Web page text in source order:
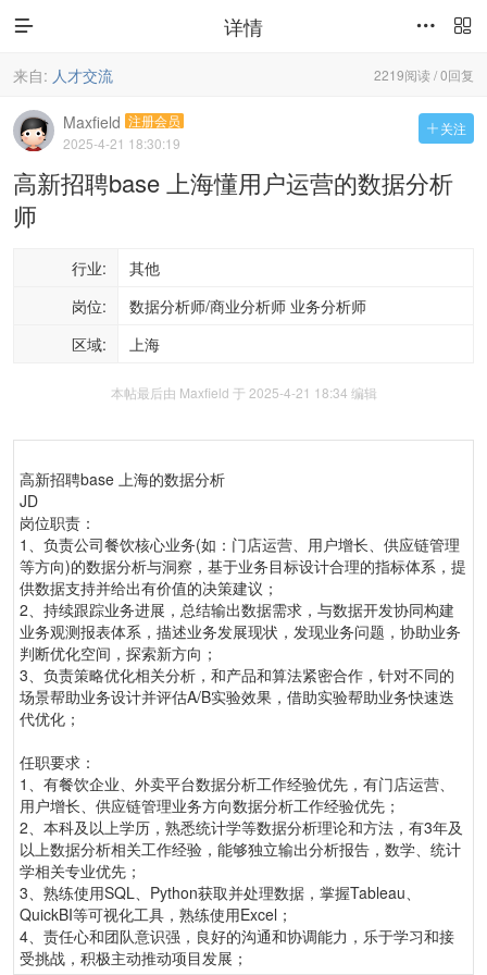
 详情 

2219阅读 / 0回复
来自: 人才交流
 关注
Maxfield 注册会员
2025-4-21 18:30:19
高新招聘base 上海懂用户运营的数据分析
师
行业:
其他
岗位:
数据分析师/商业分析师 业务分析师
区域:
上海
本帖最后由 Maxfield 于 2025-4-21 18:34 编辑
高新招聘base 上海的数据分析
JD
岗位职责：
1、负责公司餐饮核心业务(如：门店运营、用户增长、供应链管理
等方向)的数据分析与洞察，基于业务目标设计合理的指标体系，提
供数据支持并给出有价值的决策建议；
2、持续跟踪业务进展，总结输出数据需求，与数据开发协同构建
业务观测报表体系，描述业务发展现状，发现业务问题，协助业务
判断优化空间，探索新方向；
3、负责策略优化相关分析，和产品和算法紧密合作，针对不同的
场景帮助业务设计并评估A/B实验效果，借助实验帮助业务快速迭
代优化；
任职要求：
1、有餐饮企业、外卖平台数据分析工作经验优先，有门店运营、
用户增长、供应链管理业务方向数据分析工作经验优先；
2、本科及以上学历，熟悉统计学等数据分析理论和方法，有3年及
以上数据分析相关工作经验，能够独立输出分析报告，数学、统计
学相关专业优先；
3、熟练使用SQL、Python获取并处理数据，掌握Tableau、
QuickBI等可视化工具，熟练使用Excel；
4、责任心和团队意识强，良好的沟通和协调能力，乐于学习和接
受挑战，积极主动推动项目发展；